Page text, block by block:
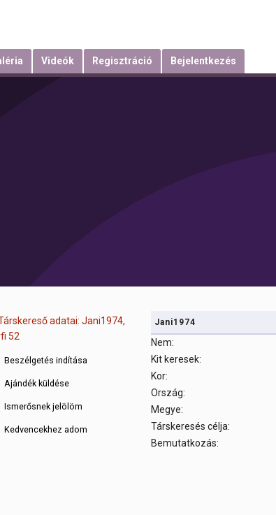
Videók Regisztráció Bejelentkezés
Beszélgetés indítása
Ajándék küldése
Ismerősnek jelölöm
Kedvencekhez adom
Jani1974
Nem:
Kit keresek:
Kor:
Ország:
Megye:
Társkeresés célja:
Bemutatkozás: